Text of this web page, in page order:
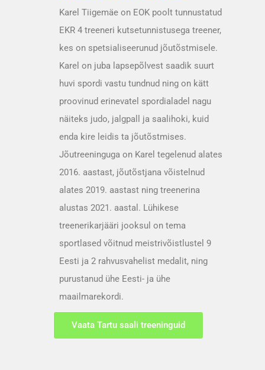
Karel Tiigemäe on EOK poolt tunnustatud
EKR 4 treeneri kutsetunnistusega treener,
kes on spetsialiseerunud jõutõstmisele.
Karel on juba lapsepõlvest saadik suurt
huvi spordi vastu tundnud ning on kätt
proovinud erinevatel spordialadel nagu
näiteks judo, jalgpall ja saalihoki, kuid
enda kire leidis ta jõutõstmises.
Jõutreeninguga on Karel tegelenud alates
2016. aastast, jõutõstjana võistelnud
alates 2019. aastast ning treenerina
alustas 2021. aastal. Lühikese
treenerikarjääri jooksul on tema
sportlased võitnud meistrivõistlustel 9
Eesti ja 2 rahvusvahelist medalit, ning
purustanud ühe Eesti- ja ühe
maailmarekordi.
Vaata Tartu saali treeninguid